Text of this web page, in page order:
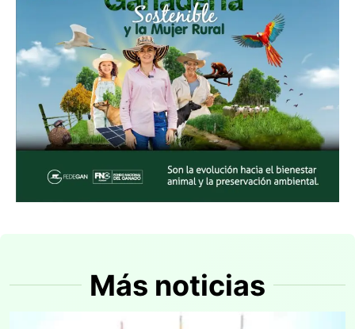
Más noticias